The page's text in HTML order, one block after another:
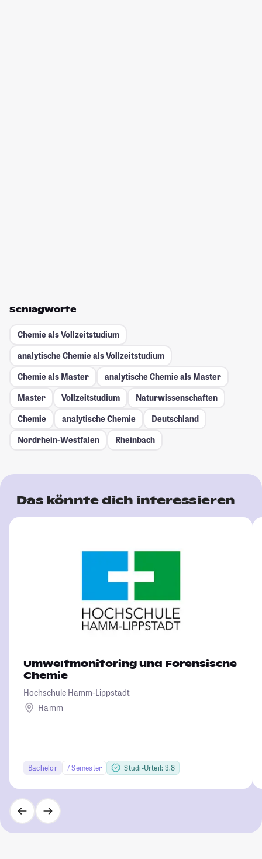
Schlagworte
Chemie als Vollzeitstudium
analytische Chemie als Vollzeitstudium
Chemie als Master
analytische Chemie als Master
Master
Vollzeitstudium
Naturwissenschaften
Chemie
analytische Chemie
Deutschland
Nordrhein-Westfalen
Rheinbach
Das könnte dich interessieren
Umweltmonitoring und Forensische
Chemie
Hochschule Hamm-Lippstadt
Hamm
Bachelor 7 Semester Studi-Urteil: 3.8